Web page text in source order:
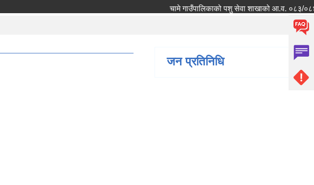
चामे गाउँपालिकाको पशु सेवा शाखाको आ.व. ०८३/०८४ मा
जन प्रतिनिधि